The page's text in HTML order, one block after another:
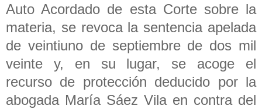
Auto Acordado de esta Corte sobre la
materia, se revoca la sentencia apelada
de veintiuno de septiembre de dos mil
veinte y, en su lugar, se acoge el
recurso de protección deducido por la
abogada María Sáez Vila en contra del